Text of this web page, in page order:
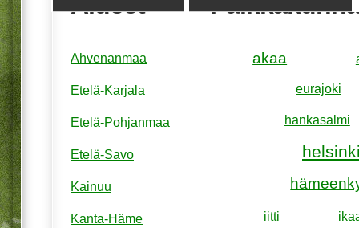
akaa
eurajoki
hankasalmi
iitti
Ahvenanmaa
Etelä-Karjala
Etelä-Pohjanmaa
Etelä-Savo
Kainuu
Kanta-Häme